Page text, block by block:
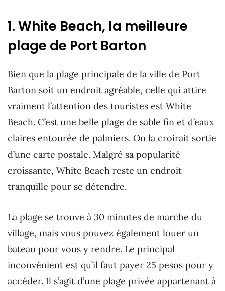
1. White Beach, la meilleure
plage de Port Barton
Bien que la plage principale de la ville de Port
Barton soit un endroit agréable, celle qui attire
vraiment l’attention des touristes est White
Beach. C’est une belle plage de sable fin et d’eaux
claires entourée de palmiers. On la croirait sortie
d’une carte postale. Malgré sa popularité
croissante, White Beach reste un endroit
tranquille pour se détendre.
La plage se trouve à 30 minutes de marche du
village, mais vous pouvez également louer un
bateau pour vous y rendre. Le principal
inconvénient est qu’il faut payer 25 pesos pour y
accéder. Il s’agit d’une plage privée appartenant à